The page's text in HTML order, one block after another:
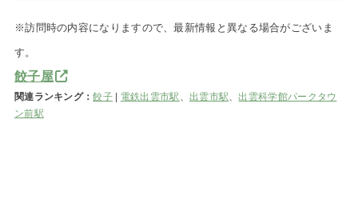
※訪問時の内容になりますので、最新情報と異なる場合がございま
す。
餃子屋
関連ランキング：餃子| 電鉄出雲市駅 出雲市駅 、出雲科学館パークタウ
ン前駅